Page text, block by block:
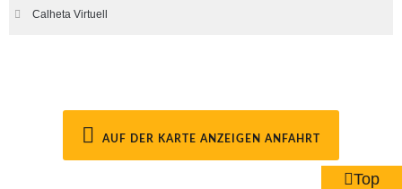
Calheta Virtuell
AUF DER KARTE ANZEIGEN ANFAHRT
Top